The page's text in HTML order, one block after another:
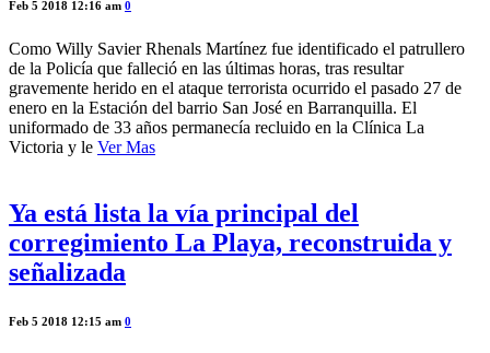
Feb 5 2018 12:16 am 0
Como Willy Savier Rhenals Martínez fue identificado el patrullero
de la Policía que falleció en las últimas horas, tras resultar
gravemente herido en el ataque terrorista ocurrido el pasado 27 de
enero en la Estación del barrio San José en Barranquilla. El
uniformado de 33 años permanecía recluido en la Clínica La
Victoria y le Ver Mas
Ya está lista la vía principal del
corregimiento La Playa, reconstruida y
señalizada
Feb 5 2018 12:15 am 0